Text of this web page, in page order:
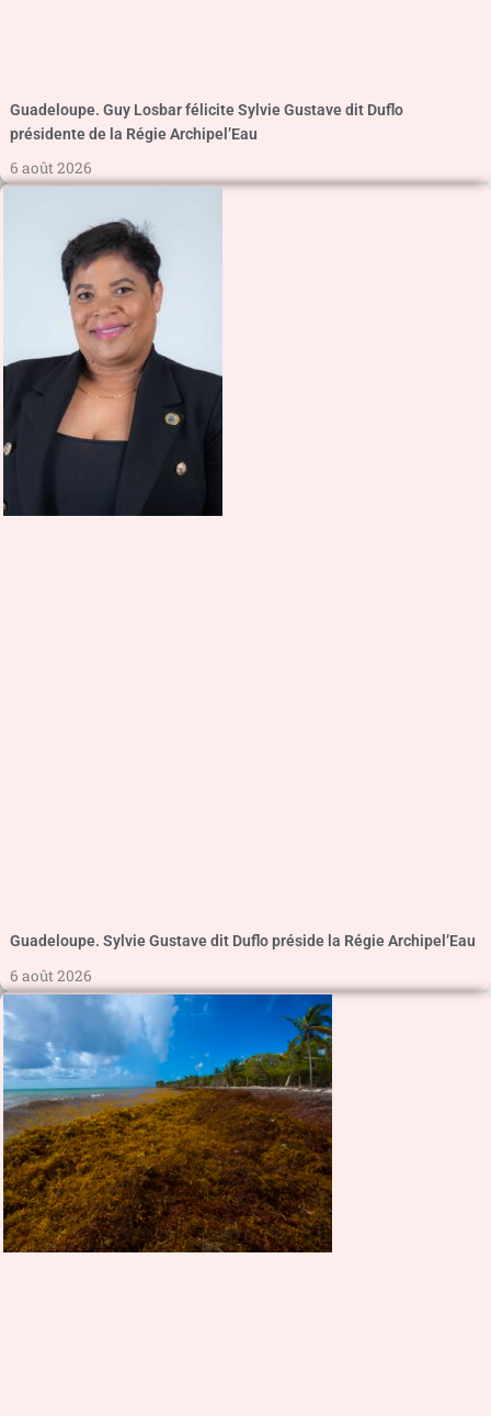
Guadeloupe. Guy Losbar félicite Sylvie Gustave dit Duflo
présidente de la Régie Archipel’Eau
6 août 2026
Guadeloupe. Sylvie Gustave dit Duflo préside la Régie Archipel’Eau
6 août 2026